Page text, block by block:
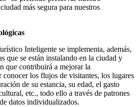
más segura para nuestros
Inteligente se implementa, además,
que se están instalando en la ciudad y
que contribuirá a mejorar la
los flujos de visitantes, los lugares
de su estancia, su edad, el gasto
etc., todo ello a través de patrones
datos individualizados.